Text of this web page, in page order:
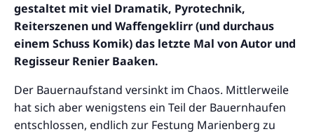
gestaltet mit viel Dramatik, Pyrotechnik,
Reiterszenen und Waffengeklirr (und durchaus
einem Schuss Komik) das letzte Mal von Autor und
Regisseur Renier Baaken.
Der Bauernaufstand versinkt im Chaos. Mittlerweile
hat sich aber wenigstens ein Teil der Bauernhaufen
entschlossen, endlich zur Festung Marienberg zu